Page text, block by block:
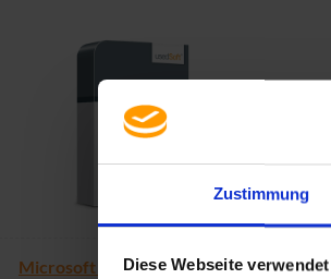
Zustimmung
Diese Webseite
Microsoft Excel 2019 Volume